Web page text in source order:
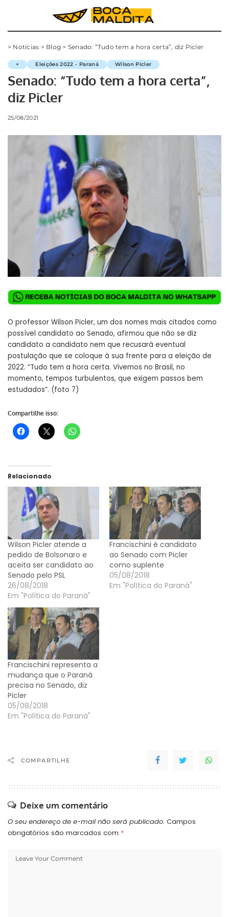
> Notícias > Blog > Senado: “Tudo tem a hora certa”, diz Picler
+ Eleições 2022 - Paraná Wilson Picler
Senado: “Tudo tem a hora certa”,
diz Picler
25/08/2021
O professor Wilson Picler, um dos nomes mais citados como
possível candidato ao Senado, afirmou que não se diz
candidato a candidato nem que recusará eventual
postulação que se coloque à sua frente para a eleição de
2022. “Tudo tem a hora certa. Vivemos no Brasil, no
momento, tempos turbulentos, que exigem passos bem
estudados”. (foto 7)
Compartilhe isso:
Relacionado
Wilson Picler atende a
pedido de Bolsonaro e
aceita ser candidato ao
Senado pelo PSL
26/08/2018
Em "Política do Paraná"
Francischini é candidato
ao Senado com Picler
como suplente
05/08/2018
Em "Política do Paraná"
Francischini representa a
mudança que o Paraná
precisa no Senado, diz
Picler
05/08/2018
Em "Política do Paraná"
COMPARTILHE
Deixe um comentário
O seu endereço de e-mail não será publicado. Campos
obrigatórios são marcados com *